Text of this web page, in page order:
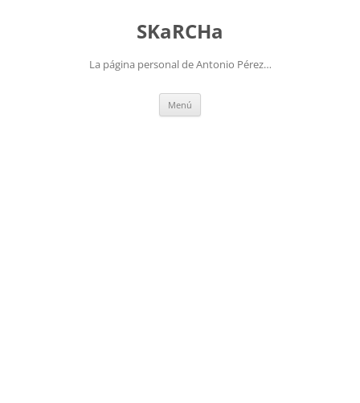
SKaRCHa
La página personal de Antonio Pérez…
Menú